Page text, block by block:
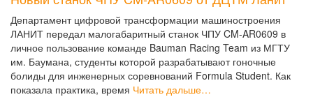
Департамент цифровой трансформации машиностроения
ЛАНИТ передал малогабаритный станок ЧПУ CM-AR0609 в
личное пользование команде Bauman Racing Team из МГТУ
им. Баумана, студенты которой разрабатывают гоночные
болиды для инженерных соревнований Formula Student. Как
показала практика, время Читать дальше…